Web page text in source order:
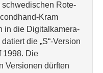
Rote-
Kram
in die Digitalkamera-
die „S“-Version
1998. Die
Versionen dürften